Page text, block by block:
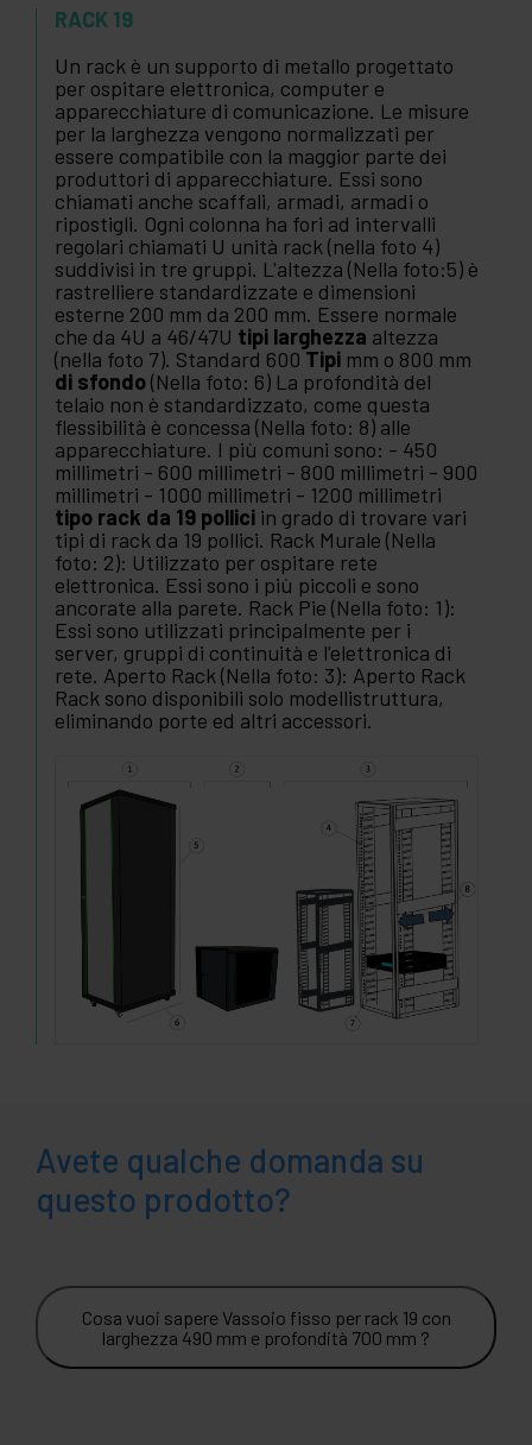
RACK 19
Un rack è un supporto di metallo progettato
per ospitare elettronica, computer e
apparecchiature di comunicazione. Le misure
per la larghezza vengono normalizzati per
essere compatibile con la maggior parte dei
produttori di apparecchiature. Essi sono
chiamati anche scaffali, armadi, armadi o
ripostigli. Ogni colonna ha fori ad intervalli
regolari chiamati U unità rack (nella foto 4)
suddivisi in tre gruppi. L'altezza (Nella foto:5) è
rastrelliere standardizzate e dimensioni
esterne 200 mm da 200 mm. Essere normale
che da 4U a 46/47U tipi larghezza altezza
(nella foto 7). Standard 600 Tipi mm o 800 mm
di sfondo(Nella foto: 6) La profondità del
telaio non è standardizzato, come questa
flessibilità è concessa (Nella foto: 8) alle
apparecchiature. I più comuni sono: - 450
millimetri - 600 millimetri - 800 millimetri - 900
millimetri - 1000 millimetri - 1200 millimetri
tipo rack da 19 pollici in grado di trovare vari
tipi di rack da 19 pollici. Rack Murale (Nella
foto: 2): Utilizzato per ospitare rete
elettronica. Essi sono i più piccoli e sono
ancorate alla parete. Rack Pie (Nella foto: 1):
Essi sono utilizzati principalmente per i
server, gruppi di continuità e l'elettronica di
rete. Aperto Rack (Nella foto: 3): Aperto Rack
Rack sono disponibili solo modellistruttura,
eliminando porte ed altri accessori.
Avete qualche domanda su
questo prodotto?
Cosa vuoi sapere Vassoio fisso per rack 19 con
larghezza 490 mm e profondità 700 mm ?